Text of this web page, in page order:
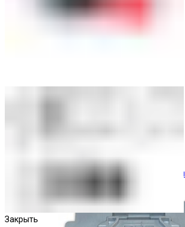
Ограничители перенапряжения
Закрыть